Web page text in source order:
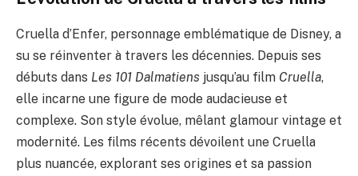
Cruella d’Enfer, personnage emblématique de Disney, a
su se réinventer à travers les décennies. Depuis ses
débuts dans Les 101 Dalmatiens jusqu’au film Cruella,
elle incarne une figure de mode audacieuse et
complexe. Son style évolue, mêlant glamour vintage et
modernité. Les films récents dévoilent une Cruella
plus nuancée, explorant ses origines et sa passion